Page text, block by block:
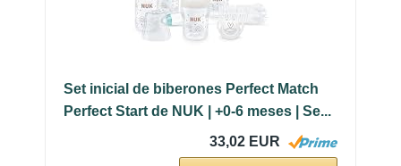
Set inicial de biberones Perfect Match
Perfect Start de NUK | +0-6 meses | Se...
33,02 EUR